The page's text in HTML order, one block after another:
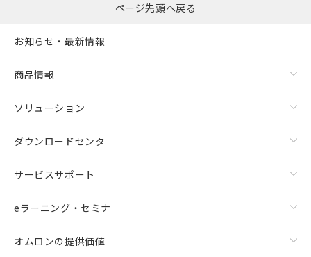
ページ先頭へ戻る
お知らせ・最新情報
商品情報
ソリューション
ダウンロードセンタ
サービスサポート
eラーニング・セミナ
オムロンの提供価値